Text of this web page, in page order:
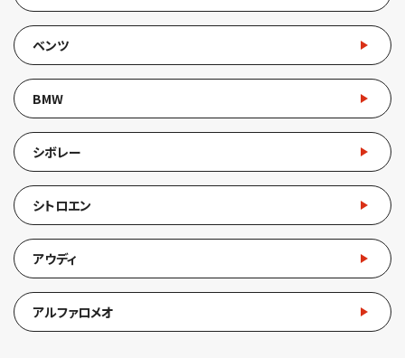
ベンツ
BMW
シボレー
シトロエン
アウディ
アルファロメオ